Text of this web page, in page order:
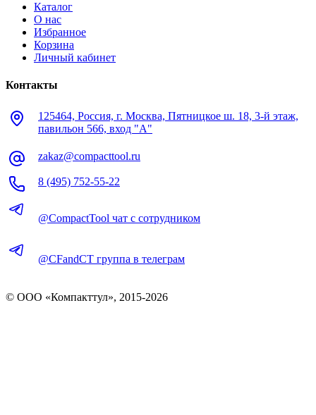
Каталог
О нас
Избранное
Корзина
Личный кабинет
Контакты
125464, Россия, г. Москва, Пятницкое ш. 18, 3-й этаж,
павильон 566, вход "А"
zakaz@compacttool.ru
8 (495) 752-55-22
@CompactTool чат с сотрудником
@CFandCT группа в телеграм
© OOO «Компакттул», 2015-2026